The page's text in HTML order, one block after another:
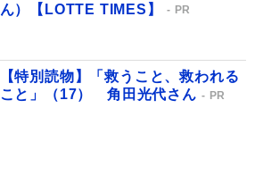
ん）【LOTTE TIMES】
PR
【特別読物】「救うこと、救われる
こと」（17） 角田光代さん
PR